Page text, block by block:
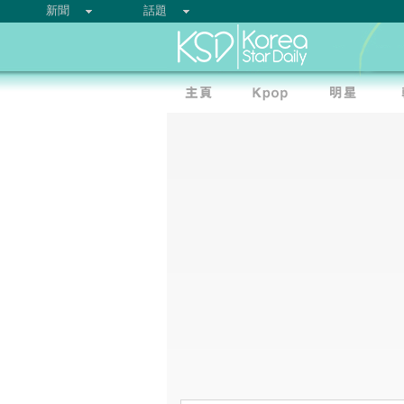
新聞 話題